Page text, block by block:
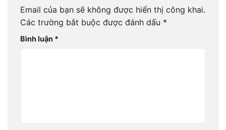
Email của bạn sẽ không được hiển thị công khai.
Các trường bắt buộc được đánh dấu *
Bình luận *